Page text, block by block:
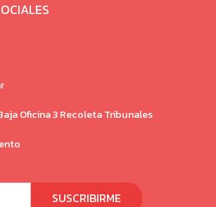
Oficina 3 Recoleta Tribunales
SUSCRIBIRME